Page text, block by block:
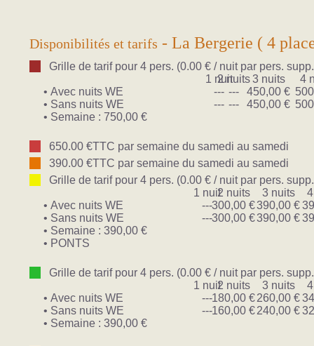
Disponibilités et tarifs - La Bergerie ( 4
Grille de tarif pour 4 pers. (0.00 € / nuit par pers.
1 nuit
2 nuits3 nuits
4
• Avec nuits WE
--- --- 450,00 €
• Sans nuits WE
--- --- 450,00 €
• Semaine : 750,00 €
650.00 €TTC par semaine du samedi au samedi
390.00 €TTC par semaine du samedi au samedi
Grille de tarif pour 4 pers. (0.00 € / nuit par pers.
1 nuit2 nuits 3 nuits
• Avec nuits WE
---300,00 €390,00 €
• Sans nuits WE
---300,00 €390,00 €
• Semaine : 390,00 €
• PONTS
Grille de tarif pour 4 pers. (0.00 € / nuit par pers.
1 nuit2 nuits 3 nuits
• Avec nuits WE
---180,00 €260,00 €
• Sans nuits WE
---160,00 €240,00 €
• Semaine : 390,00 €